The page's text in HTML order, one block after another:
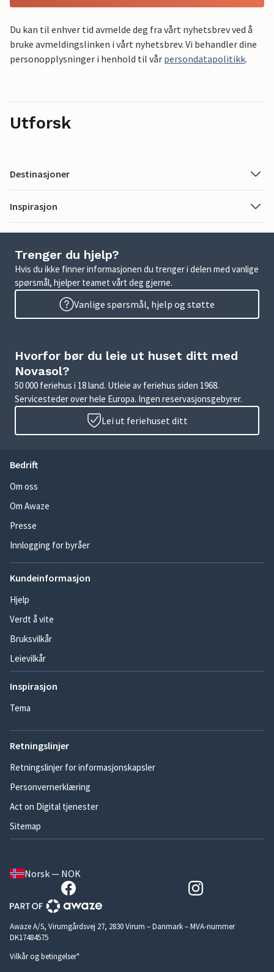
Du kan til enhver tid avmelde deg fra vårt nyhetsbrev ved å
bruke avmeldingslinken i vårt nyhetsbrev. Vi behandler dine
personopplysninger i henhold til vår persondatapolitikk.
Utforsk
Destinasjoner
Inspirasjon
Trenger du hjelp?
Hvis du ikke finner informasjonen du trenger i delen med vanlige
spørsmål, hjelper teamet vårt deg gjerne.
Vanlige spørsmål, hjelp og støtte
Hvorfor bør du leie ut huset ditt med
Novasol?
50 000 feriehus i 18 land. Utleie av feriehus siden 1968.
Servicesteder over hele Europa. Ingen reservasjonsgebyrer.
Lei ut feriehuset ditt
Bedrift
Om oss
Om Awaze
Presse
Innlogging for byråer
Kundeinformasjon
Hjelp
Verdt å vite
Bruksvilkår
Leievilkår
Inspirasjon
Tema
Retningslinjer
Retningslinjer for informasjonskapsler
Personvernerklæring
Act on Digital tjenester
Sitemap
Norsk — NOK
Awaze A/S, Virumgårdsvej 27, 2830 Virum – Danmark – MVA-nummer
DK17484575
Vilkår og betingelser*